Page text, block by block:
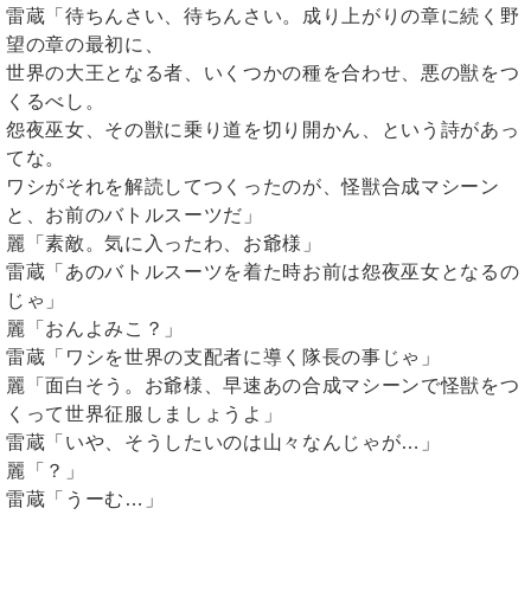
雷蔵「待ちんさい、待ちんさい。成り上がりの章に続く野
望の章の最初に、
世界の大王となる者、いくつかの種を合わせ、悪の獣をつ
くるべし。
怨夜巫女、その獣に乗り道を切り開かん、という詩があっ
てな。
ワシがそれを解読してつくったのが、怪獣合成マシーン
と、お前のバトルスーツだ」
麗「素敵。気に入ったわ、お爺様」
雷蔵「あのバトルスーツを着た時お前は怨夜巫女となるの
じゃ」
麗「おんよみこ？」
雷蔵「ワシを世界の支配者に導く隊長の事じゃ」
麗「面白そう。お爺様、早速あの合成マシーンで怪獣をつ
くって世界征服しましょうよ」
雷蔵「いや、そうしたいのは山々なんじゃが…」
麗「？」
雷蔵「うーむ…」